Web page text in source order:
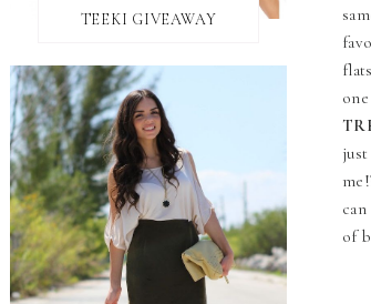
of
TEEKI GIVEAWAY